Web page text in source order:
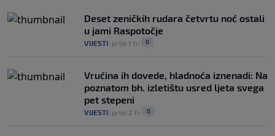
Deset zeničkih rudara četvrtu noć ostali
u jami Raspotočje
VIJESTI prije 1 h 0
Vrućina ih dovede, hladnoća iznenadi: Na
poznatom bh. izletištu usred ljeta svega
pet stepeni
VIJESTI prije 2 h 0